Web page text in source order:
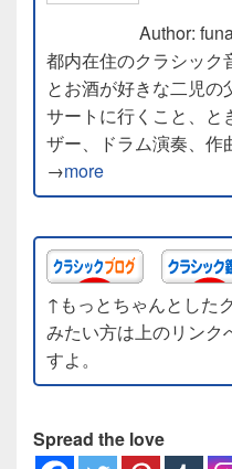
Author:
都内在住のクラシック
とお酒が好きな二児
サートに行くこと、と
ザー、ドラム演奏、作
→more
↑もっとちゃんとした
みたい方は上のリンク
すよ。
Spread the love